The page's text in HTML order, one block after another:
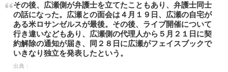
その後、広瀬側が弁護士を立てたこともあり、弁護士同士
の話になった。広瀬との面会は４月１９日、広瀬の自宅が
ある米ロサンゼルスが最後。その後、ライブ開催について
行き違いなどもあり、広瀬側の代理人から５月２１日に契
約解除の通知が届き、同２８日に広瀬がフェイスブックで
いきなり独立を発表したという。
出典：